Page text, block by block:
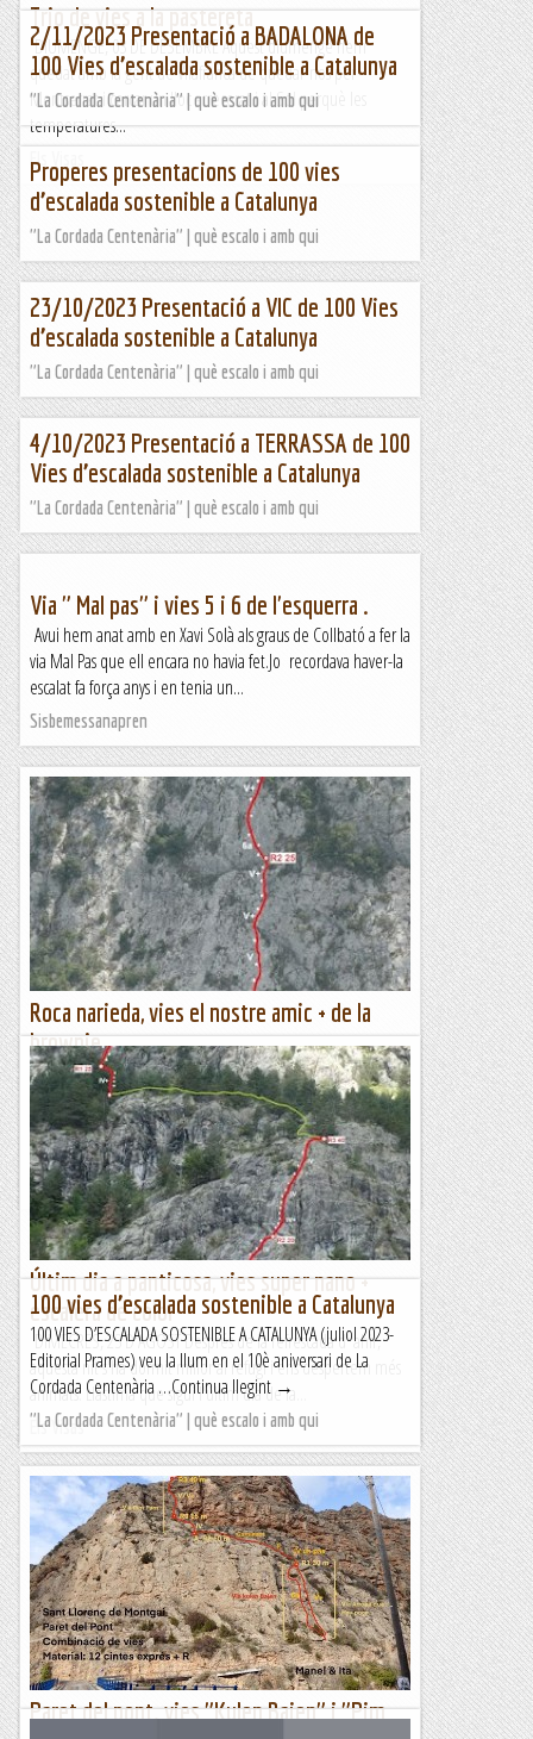
Trio de vies a la pastereta
DIUMENGE, 03 DE DESEMBRE Aquest diumenge hem
quedat amb la gent de Vilafranca de quedar-nos per
Montserrat i cercar un lloc arrecerat i al Sol perquè les
temperatures...
Els Visas
2/11/2023 Presentació a BADALONA de
100 Vies d’escalada sostenible a Catalunya
"La Cordada Centenària" | què escalo i amb qui
Properes presentacions de 100 vies
d’escalada sostenible a Catalunya
"La Cordada Centenària" | què escalo i amb qui
23/10/2023 Presentació a VIC de 100 Vies
d’escalada sostenible a Catalunya
"La Cordada Centenària" | què escalo i amb qui
4/10/2023 Presentació a TERRASSA de 100
Vies d’escalada sostenible a Catalunya
"La Cordada Centenària" | què escalo i amb qui
Via " Mal pas" i vies 5 i 6 de l'esquerra .
Avui hem anat amb en Xavi Solà als graus de Collbató a fer la
via Mal Pas que ell encara no havia fet.Jo recordava haver-la
escalat fa força anys i en tenia un...
Sisbemessanapren
Roca narieda, vies el nostre amic + de la
brownie
DIMECRES, 06 DE SETEMBRE DE 2023 L' altre dia , escalant a
la Paret d' en Grau vaig comentar que els mateixos
companys que havien re equipat la via on erem , havien
obert...
Els Visas
Últim dia a panticosa, vies super nano +
escalera de color
DIMECRES, 23 D'AGOST Després de la refrescada d' ahir,
aquesta nit s'ha dormit millor al refugi i ens despertem més
animats. Llàstima que sigui l'últim dia de la...
Els Visas
100 vies d’escalada sostenible a Catalunya
100 VIES D’ESCALADA SOSTENIBLE A CATALUNYA (juliol 2023-
Editorial Prames) veu la llum en el 10è aniversari de La
Cordada Centenària …Continua llegint →
"La Cordada Centenària" | què escalo i amb qui
Paret del pont. vies "Kulen Bajen" i "Pim